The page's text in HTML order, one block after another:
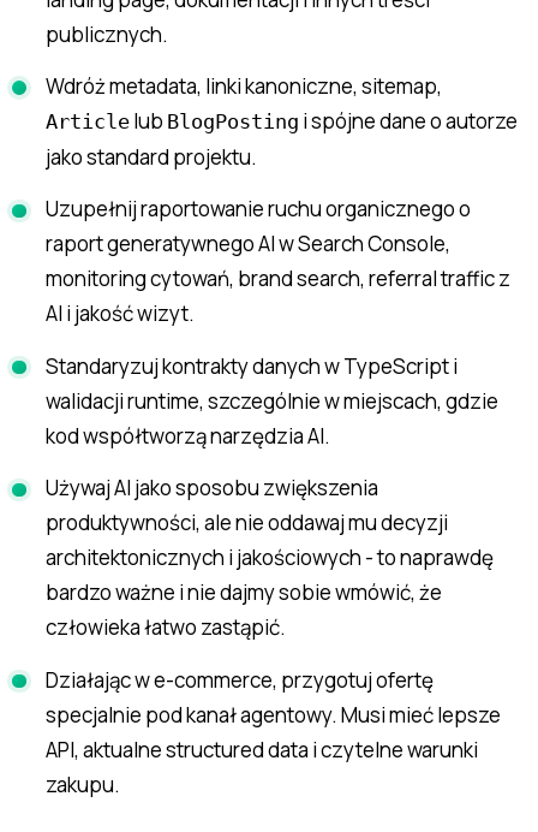
publicznych.
Wdróż metadata, linki kanoniczne, sitemap,
Article lub BlogPosting i spójne dane o autorze
jako standard projektu.
Uzupełnij raportowanie ruchu organicznego o
raport generatywnego AI w Search Console,
monitoring cytowań, brand search, referral traffic z
AI i jakość wizyt.
Standaryzuj kontrakty danych w TypeScript i
walidacji runtime, szczególnie w miejscach, gdzie
kod współtworzą narzędzia AI.
Używaj AI jako sposobu zwiększenia
produktywności, ale nie oddawaj mu decyzji
architektonicznych i jakościowych - to naprawdę
bardzo ważne i nie dajmy sobie wmówić, że
człowieka łatwo zastąpić.
Działając w e-commerce, przygotuj ofertę
specjalnie pod kanał agentowy. Musi mieć lepsze
API, aktualne structured data i czytelne warunki
zakupu.